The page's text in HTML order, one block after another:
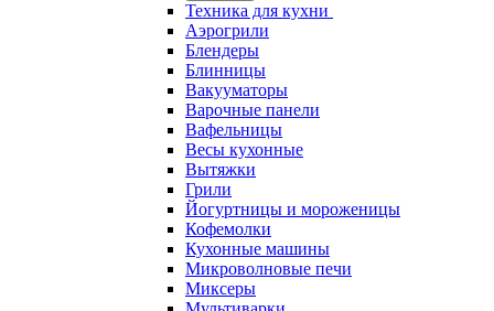
Техника для кухни
Аэрогрили
Блендеры
Блинницы
Вакууматоры
Варочные панели
Вафельницы
Весы кухонные
Вытяжки
Грили
Йогуртницы и мороженицы
Кофемолки
Кухонные машины
Микроволновые печи
Миксеры